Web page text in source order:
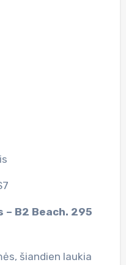
– B2 Beach. 295
šiandien laukia